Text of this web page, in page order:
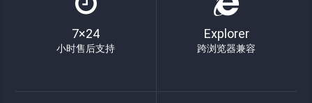
7×24
小时售后支持
Explorer
跨浏览器兼容